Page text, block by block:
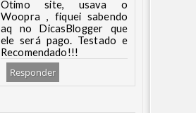
Ótimo site, usava o
Woopra , fiquei sabendo
aq no DicasBlogger que
ele será pago. Testado e
Recomendado!!!
Responder